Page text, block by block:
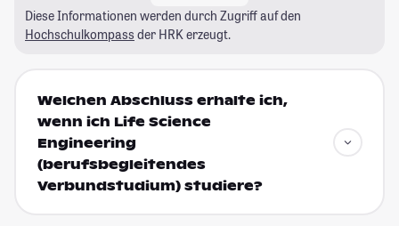
Diese Informationen werden durch Zugriff auf den
Hochschulkompass der HRK erzeugt.
Welchen Abschluss erhalte ich,
wenn ich Life Science
Engineering
(berufsbegleitendes
Verbundstudium) studiere?